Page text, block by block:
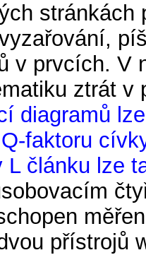
stránkách
v prvcích. V
ztrát v
diagramů
faktoru
L článku lze
přístrojů